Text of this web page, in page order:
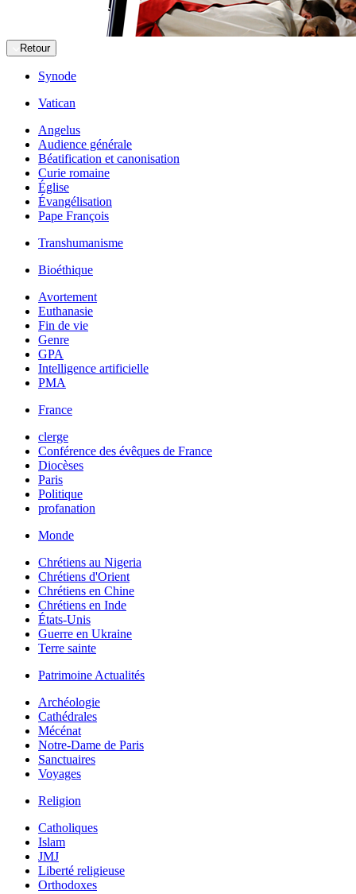
Retour
Synode
Vatican
Angelus
Audience générale
Béatification et canonisation
Curie romaine
Église
Évangélisation
Pape François
Transhumanisme
Bioéthique
Avortement
Euthanasie
Fin de vie
Genre
GPA
Intelligence artificielle
PMA
France
clerge
Conférence des évêques de France
Diocèses
Paris
Politique
profanation
Monde
Chrétiens au Nigeria
Chrétiens d'Orient
Chrétiens en Chine
Chrétiens en Inde
États-Unis
Guerre en Ukraine
Terre sainte
Patrimoine Actualités
Archéologie
Cathédrales
Mécénat
Notre-Dame de Paris
Sanctuaires
Voyages
Religion
Catholiques
Islam
JMJ
Liberté religieuse
Orthodoxes